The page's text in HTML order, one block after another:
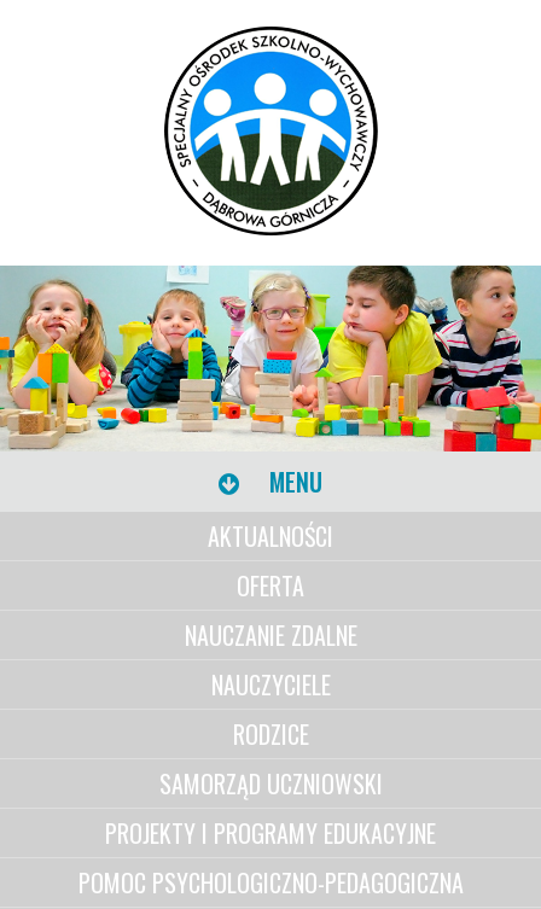
MENU
AKTUALNOŚCI
OFERTA
NAUCZANIE ZDALNE
NAUCZYCIELE
RODZICE
SAMORZĄD UCZNIOWSKI
PROJEKTY I PROGRAMY EDUKACYJNE
POMOC PSYCHOLOGICZNO-PEDAGOGICZNA